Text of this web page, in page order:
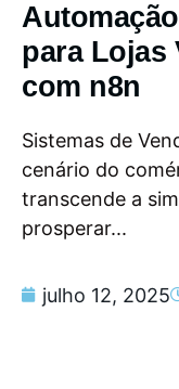
para Lojas
com n8n
Sistemas de
cenário do
transcende a
prosperar...
julho 12, 2025